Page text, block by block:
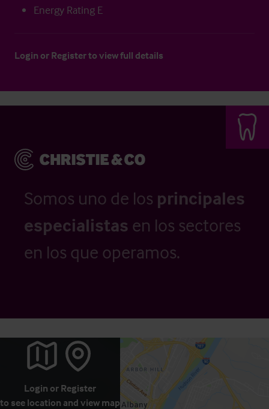
Energy Rating E
Login or Registerto view full details
Somos uno de los principales
especialistas en los sectores
en los que operamos.
Login or Register
to see location and view map